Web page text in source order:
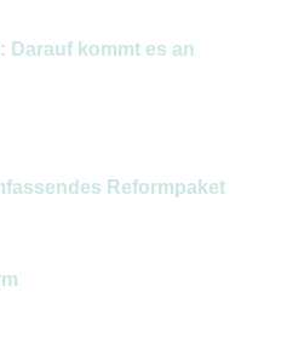
Darauf kommt es an
Reformpaket